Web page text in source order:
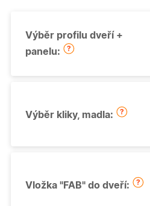
Výběr profilu dveří +
panelu:
Výběr kliky, madla:
Vložka "FAB" do dveří: